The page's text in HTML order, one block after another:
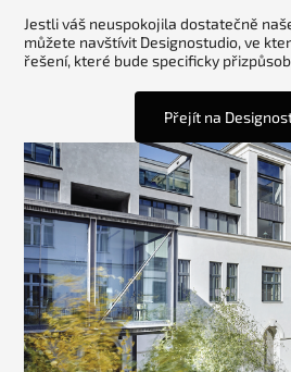
Jestli váš neuspokojila dostatečně
můžete navštívit Designostudio, ve
řešení, které bude specificky
Přejít na